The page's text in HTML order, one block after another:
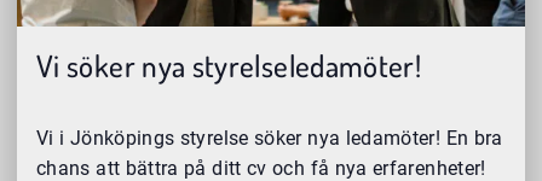
Vi söker nya styrelseledamöter!
Vi i Jönköpings styrelse söker nya ledamöter! En bra
chans att bättra på ditt cv och få nya erfarenheter!